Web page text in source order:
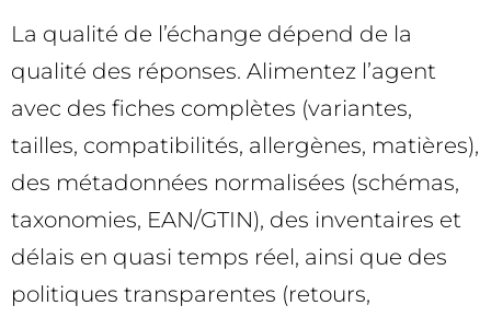
La qualité de l’échange dépend de la
qualité des réponses. Alimentez l’agent
avec des fiches complètes (variantes,
tailles, compatibilités, allergènes, matières),
des métadonnées normalisées (schémas,
taxonomies, EAN/GTIN), des inventaires et
délais en quasi temps réel, ainsi que des
politiques transparentes (retours,